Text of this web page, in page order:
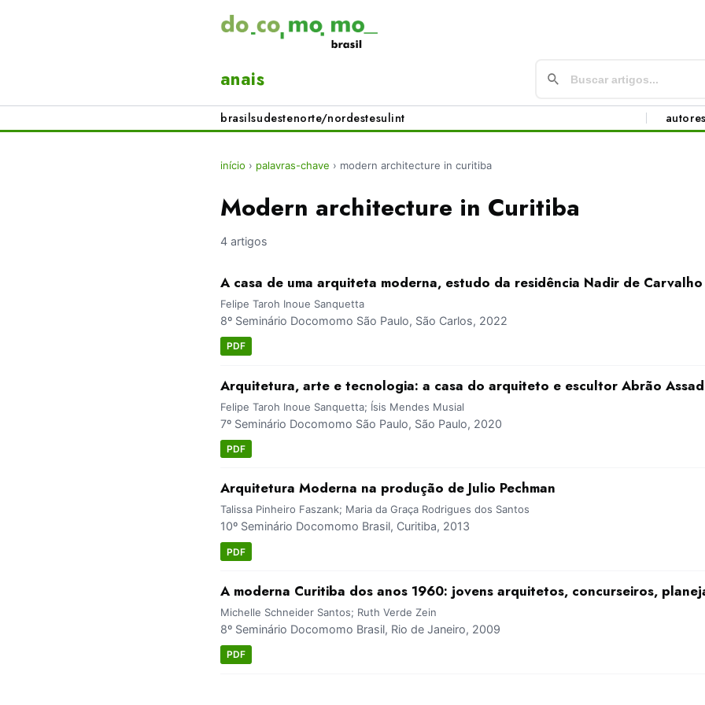
anais
brasilsudestenorte/nordestesulint autores
início › palavras-chave › modern architecture in curitiba
Modern architecture in Curitiba
4 artigos
A casa de uma arquiteta moderna, estudo da residência Nadir de Carvalho
Felipe Taroh Inoue Sanquetta
8º Seminário Docomomo São Paulo, São Carlos, 2022
PDF
Arquitetura, arte e tecnologia: a casa do arquiteto e escultor Abrão Assad
Felipe Taroh Inoue Sanquetta; Ísis Mendes Musial
7º Seminário Docomomo São Paulo, São Paulo, 2020
PDF
Arquitetura Moderna na produção de Julio Pechman
Talissa Pinheiro Faszank; Maria da Graça Rodrigues dos Santos
10º Seminário Docomomo Brasil, Curitiba, 2013
PDF
A moderna Curitiba dos anos 1960: jovens arquitetos, concurseiros,
Michelle Schneider Santos; Ruth Verde Zein
8º Seminário Docomomo Brasil, Rio de Janeiro, 2009
PDF